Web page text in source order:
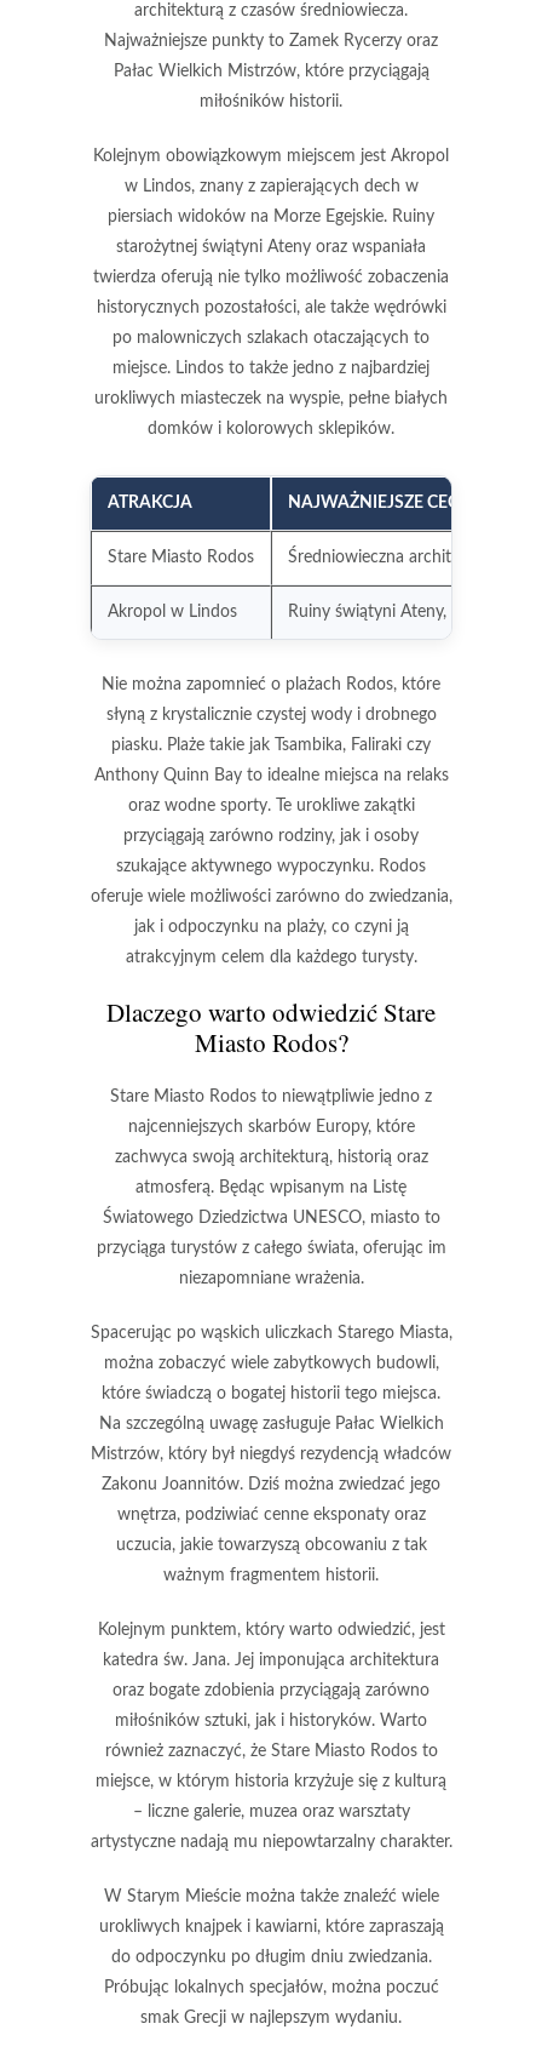
architekturą z czasów średniowiecza.
Najważniejsze punkty to Zamek Rycerzy oraz
Pałac Wielkich Mistrzów, które przyciągają
miłośników historii.
Kolejnym obowiązkowym miejscem jest Akropol
w Lindos, znany z zapierających dech w
piersiach widoków na Morze Egejskie. Ruiny
starożytnej świątyni Ateny oraz wspaniała
twierdza oferują nie tylko możliwość zobaczenia
historycznych pozostałości, ale także wędrówki
po malowniczych szlakach otaczających to
miejsce. Lindos to także jedno z najbardziej
urokliwych miasteczek na wyspie, pełne białych
domków i kolorowych sklepików.
ATRAKCJA NAJWAŻNIEJSZE CECHY
Stare Miasto Rodos Średniowieczna architektura,
Akropol w Lindos Ruiny świątyni Ateny,
Nie można zapomnieć o plażach Rodos, które
słyną z krystalicznie czystej wody i drobnego
piasku. Plaże takie jak
Tsambika, Faliraki czy
Anthony Quinn Bayto idealne miejsca na relaks
oraz wodne sporty. Te urokliwe zakątki
przyciągają zarówno rodziny, jak i osoby
szukające aktywnego wypoczynku. Rodos
oferuje wiele możliwości zarówno do zwiedzania,
jak i odpoczynku na plaży, co czyni ją
atrakcyjnym celem dla każdego turysty.
Dlaczego warto odwiedzić Stare
Miasto Rodos?
Stare Miasto Rodos to niewątpliwie jedno z
najcenniejszych skarbów Europy, które
zachwyca swoją architekturą, historią oraz
atmosferą. Będąc wpisanym na Listę
Światowego Dziedzictwa UNESCO, miasto to
przyciąga turystów z całego świata, oferując im
niezapomniane wrażenia.
Spacerując po wąskich uliczkach Starego Miasta,
można zobaczyć wiele zabytkowych budowli,
które świadczą o bogatej historii tego miejsca.
Na szczególną uwagę zasługuje Pałac Wielkich
Mistrzów, który był niegdyś rezydencją władców
Zakonu Joannitów. Dziś można zwiedzać jego
wnętrza, podziwiać cenne eksponaty oraz
uczucia, jakie towarzyszą obcowaniu z tak
ważnym fragmentem historii.
Kolejnym punktem, który warto odwiedzić, jest
katedra św. Jana. Jej imponująca architektura
oraz bogate zdobienia przyciągają zarówno
miłośników sztuki, jak i historyków. Warto
również zaznaczyć, że Stare Miasto Rodos to
miejsce, w którym historia krzyżuje się z kulturą
– liczne galerie, muzea oraz warsztaty
artystyczne nadają mu niepowtarzalny charakter.
W Starym Mieście można także znaleźć wiele
urokliwych knajpek i kawiarni, które zapraszają
do odpoczynku po długim dniu zwiedzania.
Próbując lokalnych specjałów, można poczuć
smak Grecji w najlepszym wydaniu.